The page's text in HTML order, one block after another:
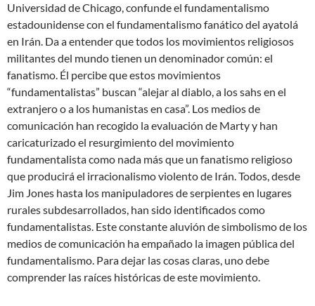
Universidad de Chicago, confunde el fundamentalismo
estadounidense con el fundamentalismo fanático del ayatolá
en Irán. Da a entender que todos los movimientos religiosos
militantes del mundo tienen un denominador común: el
fanatismo. Él percibe que estos movimientos
“fundamentalistas” buscan “alejar al diablo, a los sahs en el
extranjero o a los humanistas en casa”. Los medios de
comunicación han recogido la evaluación de Marty y han
caricaturizado el resurgimiento del movimiento
fundamentalista como nada más que un fanatismo religioso
que producirá el irracionalismo violento de Irán. Todos, desde
Jim Jones hasta los manipuladores de serpientes en lugares
rurales subdesarrollados, han sido identificados como
fundamentalistas. Este constante aluvión de simbolismo de los
medios de comunicación ha empañado la imagen pública del
fundamentalismo. Para dejar las cosas claras, uno debe
comprender las raíces históricas de este movimiento.